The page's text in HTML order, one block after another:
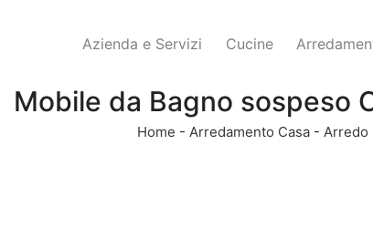
Azienda e Servizi Cucine
Mobile da Bagno sospeso
Home - Arredamento Casa- Arredo